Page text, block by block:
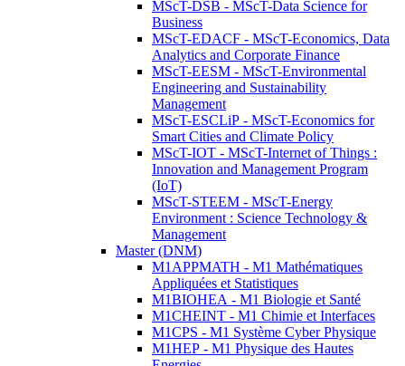
MScT-DSB - MScT-Data Science for
Business
MScT-EDACF - MScT-Economics, Data
Analytics and Corporate Finance
MScT-EESM - MScT-Environmental
Engineering and Sustainability
Management
MScT-ESCLiP - MScT-Economics for
Smart Cities and Climate Policy
MScT-IOT - MScT-Internet of Things :
Innovation and Management Program
(IoT)
MScT-STEEM - MScT-Energy
Environment : Science Technology &
Management
Master (DNM)
M1APPMATH - M1 Mathématiques
Appliquées et Statistiques
M1BIOHEA - M1 Biologie et Santé
M1CHEINT - M1 Chimie et Interfaces
M1CPS - M1 Système Cyber Physique
M1HEP - M1 Physique des Hautes